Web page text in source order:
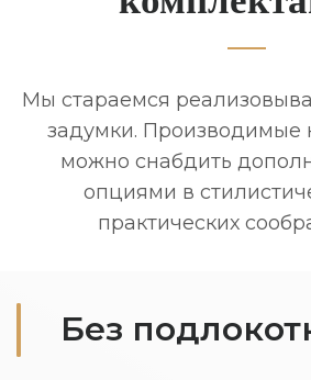
Мы стараемся
задумки. Производимые
можно снабдить
опциями в
практических
Без